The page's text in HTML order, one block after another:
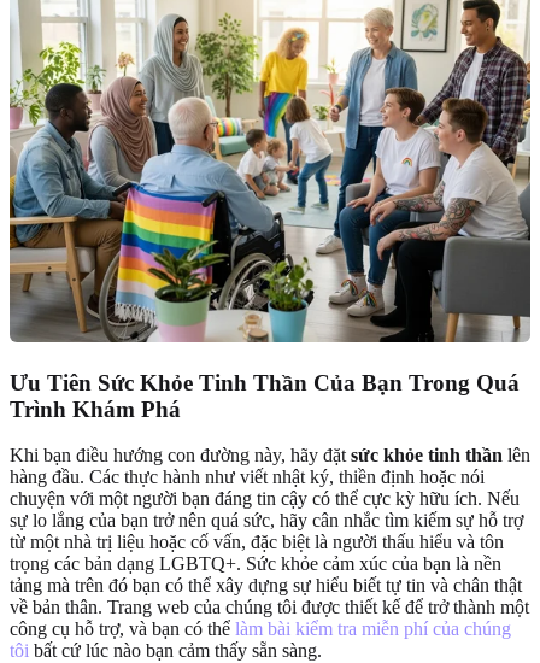
Ưu Tiên Sức Khỏe Tinh Thần Của Bạn Trong Quá
Trình Khám Phá
Khi bạn điều hướng con đường này, hãy đặt sức khỏe tinh thần lên
hàng đầu. Các thực hành như viết nhật ký, thiền định hoặc nói
chuyện với một người bạn đáng tin cậy có thể cực kỳ hữu ích. Nếu
sự lo lắng của bạn trở nên quá sức, hãy cân nhắc tìm kiếm sự hỗ trợ
từ một nhà trị liệu hoặc cố vấn, đặc biệt là người thấu hiểu và tôn
trọng các bản dạng LGBTQ+. Sức khỏe cảm xúc của bạn là nền
tảng mà trên đó bạn có thể xây dựng sự hiểu biết tự tin và chân thật
về bản thân. Trang web của chúng tôi được thiết kế để trở thành một
công cụ hỗ trợ, và bạn có thể làm bài kiểm tra miễn phí của chúng
tôi bất cứ lúc nào bạn cảm thấy sẵn sàng.